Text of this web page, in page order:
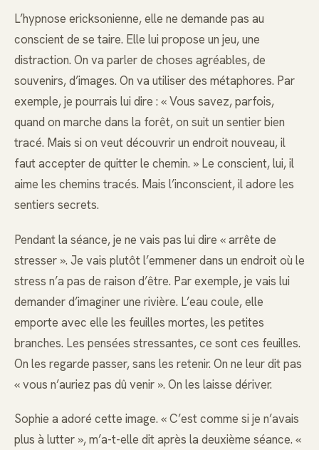
L’hypnose ericksonienne, elle ne demande pas au
conscient de se taire. Elle lui propose un jeu, une
distraction. On va parler de choses agréables, de
souvenirs, d’images. On va utiliser des métaphores. Par
exemple, je pourrais lui dire : « Vous savez, parfois,
quand on marche dans la forêt, on suit un sentier bien
tracé. Mais si on veut découvrir un endroit nouveau, il
faut accepter de quitter le chemin. » Le conscient, lui, il
aime les chemins tracés. Mais l’inconscient, il adore les
sentiers secrets.
Pendant la séance, je ne vais pas lui dire « arrête de
stresser ». Je vais plutôt l’emmener dans un endroit où le
stress n’a pas de raison d’être. Par exemple, je vais lui
demander d’imaginer une rivière. L’eau coule, elle
emporte avec elle les feuilles mortes, les petites
branches. Les pensées stressantes, ce sont ces feuilles.
On les regarde passer, sans les retenir. On ne leur dit pas
« vous n’auriez pas dû venir ». On les laisse dériver.
Sophie a adoré cette image. « C’est comme si je n’avais
plus à lutter », m’a-t-elle dit après la deuxième séance. «